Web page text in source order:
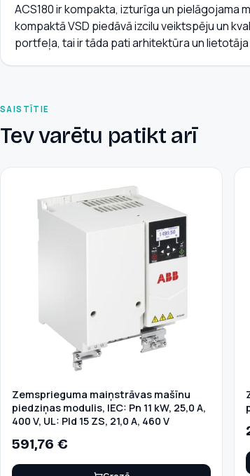
ACS180 ir kompakta, izturīga un pielāgojama
kompaktā VSD piedāvā izcilu veiktspēju un
portfeļa, tai ir tāda pati arhitektūra un
SAISTĪTIE
Tev varētu patikt arī
Zemsprieguma maiņstrāvas mašīnu
piedziņas modulis, IEC: Pn 11 kW, 25,0 A,
400 V, UL: Pld 15 ZS, 21,0 A, 460 V
591,76 €